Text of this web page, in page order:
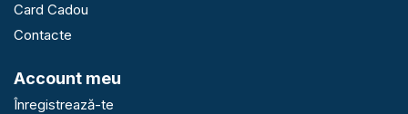
Card Cadou
Contacte
Account meu
Înregistrează-te